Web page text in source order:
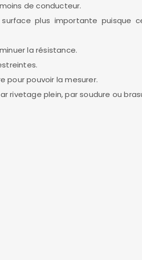
de conducteur.
plus importante puisque
la résistance.
pour pouvoir la mesurer.
rivetage plein, par soudure ou